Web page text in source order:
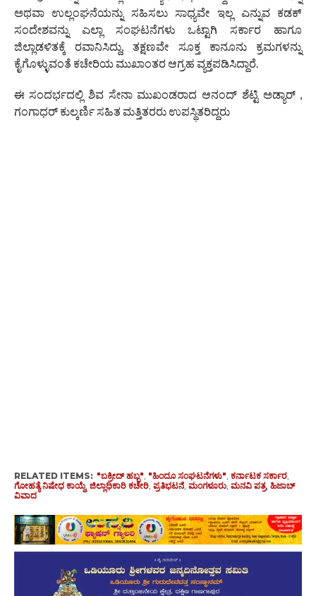
ಅಥವಾ ಉಲ್ಲಂಘನೆಯನ್ನು ಸಹಿಸಲು ಸಾಧ್ಯವೇ ಇಲ್ಲ ಎನ್ನುವ ಕಡಕ್
ಸಂದೇಶವನ್ನು ಎಲ್ಲಾ ಸಂಘಟನೆಗಳು ಒಟ್ಟಾಗಿ ಸರ್ಕಾರ ಹಾಗೂ
ಜಿಲ್ಲಾಡಳಿತಕ್ಕೆ ರವಾನಿಸಿದ್ದು, ತಕ್ಷಣವೇ ಸೂಕ್ತ ಕಾನೂನು ಕ್ರಮಗಳನ್ನು
ಕೈಗೊಳ್ಳುವಂತೆ ಕಚೇರಿಯ ಮುಖಾಂತರ ಆಗ್ರಹ ವ್ಯಕ್ತಪಡಿಸಿದ್ದಾರೆ.
ಈ ಸಂದರ್ಭದಲ್ಲಿ ಶಿವ ಸೇನಾ ಮುಖಂಡರಾದ ಆನಂದ್ ಶೆಟ್ಟಿ ಅಡ್ಯಾರ್ ,
ಗಂಗಾಧರ್ ಕುಲ್ಕರ್ಣಿ ಸಹಿತ ಮತ್ತಿತರರು ಉಪಸ್ಥಿತರಿದ್ದರು
RELATED ITEMS: "ಬಕ್ರೀದ್ ಹಬ್ಬ", "ಹಿಂದೂ ಸಂಘಟನೆಗಳು", ಕರ್ನಾಟಕ ಸರ್ಕಾರ,
ಗೋಹತ್ಯೆ ನಿಷೇಧ ಕಾಯ್ದೆ, ಜಿಲ್ಲಾಧಿಕಾರಿ ಕಚೇರಿ, ಪ್ರತಿಭಟನೆ, ಮಂಗಳೂರು, ಮನವಿ ಪತ್ರ, ಹಿಜಾಬ್
ವಿವಾದ